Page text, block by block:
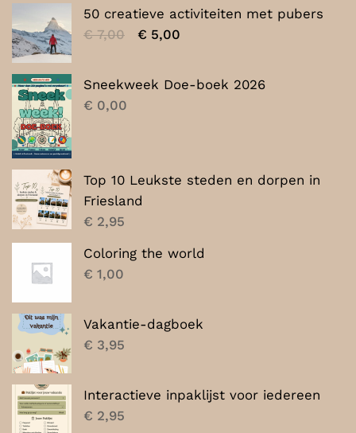
50 creatieve activiteiten met pubers
€7,00
Oorspronkelijke
was:
€ 5,00
Sneekweek Doe-boek 2026
€ 0,00
Top 10 Leukste steden en dorpen in
Friesland
€ 2,95
Coloring the world
€ 1,00
Vakantie-dagboek
€ 3,95
Interactieve inpaklijst voor iedereen
€ 2,95